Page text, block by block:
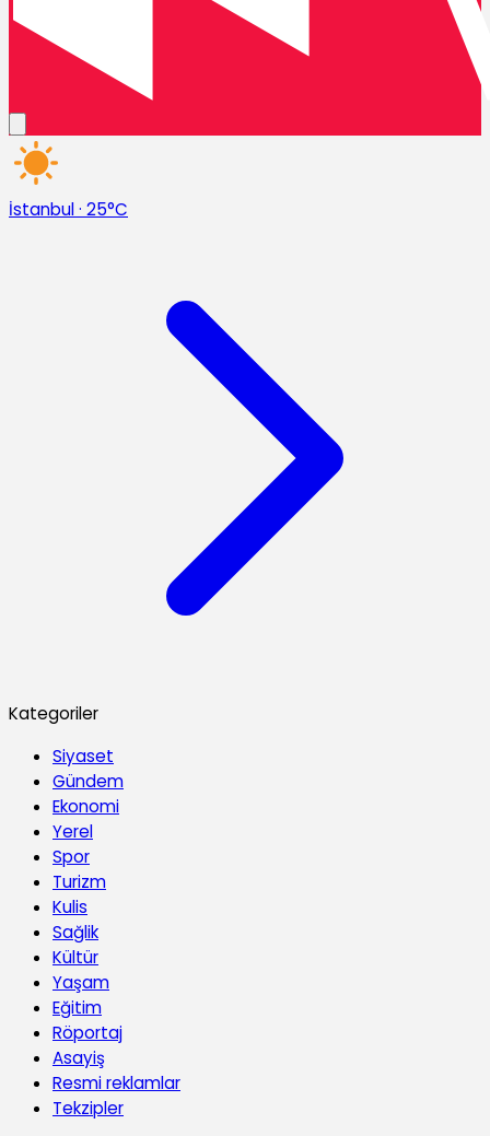
İstanbul· 25°C
Kategoriler
Siyaset
Gündem
Ekonomi
Yerel
Spor
Turizm
Kulis
Sağlik
Kültür
Yaşam
Eğitim
Röportaj
Asayiş
Resmi reklamlar
Tekzipler